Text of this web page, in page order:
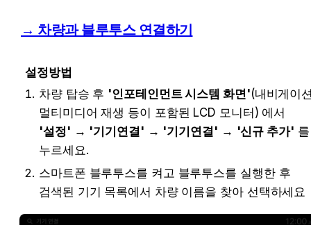
→ 차량과 블루투스 연결하기
설정방법
차량 탑승 후 '인포테인먼트 시스템 화면'(내비게이
'설정' → '기기연결' → '기기연결' → '신규 추가' 를
누르세요.
스마트폰 블루투스를 켜고 블루투스를 실행한 후
검색된 기기 목록에서 차량 이름을 찾아 선택하세요